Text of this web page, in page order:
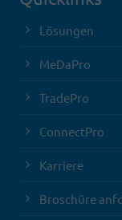
Lösungen
MeDaPro
TradePro
ConnectPro
Karriere
Broschüre